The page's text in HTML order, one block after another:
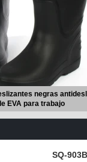
Botas de lluvia
niños
Fishing Chest
Waders
negras
EVA para trabajo
SQ-